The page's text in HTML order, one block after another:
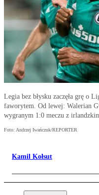
Legia bez błysku zaczęła grę o
faworytem. Od lewej: Walerian
wygranym 1:0 meczu z
Foto: Andrzej Iwańczuk/REPORTER
Kamil Kołsut